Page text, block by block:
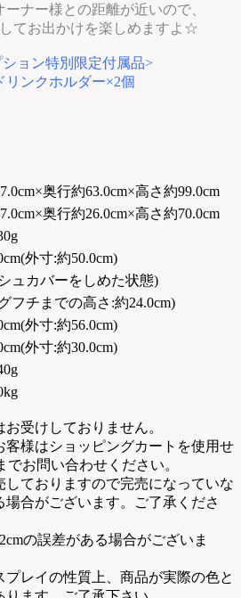
ナー様との距離が近いので、
てお出かけを楽しめますよ☆
ョン特別限定付属品>
ンクホルダー×2個
奥行約63.0cm×高さ約99.0cm
奥行約26.0cm×高さ約70.0cm
外寸:約50.0cm)
ュカバーをしめた状態)
フチまでの高さ:約24.0cm)
外寸:約56.0cm)
外寸:約30.0cm)
受けしておりません。
客様はショッピングカートを使用せ
でお問い合わせください。
しておりますので完売になっていな
合がございます。ご了承くださ
の誤差がある場合がございま
プレイの性質上、商品が実際の色と